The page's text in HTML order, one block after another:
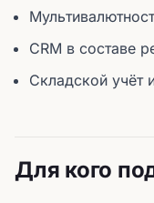
CRM в составе
Складской учёт
Для кого